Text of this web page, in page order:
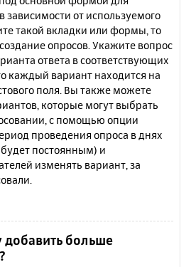
зависимости от используемого
такой вкладки или формы, то
опросов. Укажите вопрос
ответа в соответствующих
каждый вариант находится на
поля. Вы также можете
которые могут выбрать
с помощью опции
проведения опроса в днях
будет постоянным) и
изменять вариант, за
больше